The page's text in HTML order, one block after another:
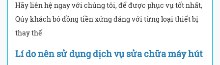
Hãy liên hệ ngay với chúng tôi, để được phục vụ tốt nhất,
Qúy khách bỏ đồng tiền xứng đáng với từng loại thiết bị
thay thế
Lí do nên sử dụng dịch vụ sửa chữa máy hút